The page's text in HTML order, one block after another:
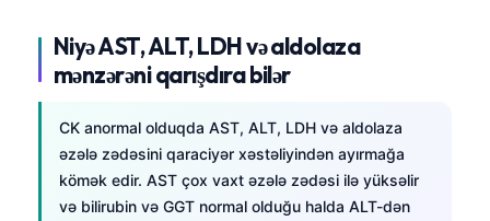
Niyə AST, ALT, LDH və aldolaza
mənzərəni qarışdıra bilər
CK anormal olduqda AST, ALT, LDH və aldolaza
əzələ zədəsini qaraciyər xəstəliyindən ayırmağa
kömək edir. AST çox vaxt əzələ zədəsi ilə yüksəlir
və bilirubin və GGT normal olduğu halda ALT-dən